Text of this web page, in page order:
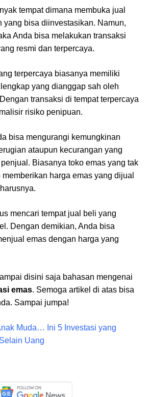
tempat dimana membuka jual
yang bisa diinvestasikan. Namun,
Anda bisa melakukan transaksi
resmi dan terpercaya.
terpercaya biasanya memiliki
yang dianggap sah oleh
transaksi di tempat terpercaya
risiko penipuan.
bisa mengurangi kemungkinan
ataupun kecurangan yang
Biasanya toko emas yang tak
harga emas yang dijual
mencari tempat jual beli yang
Dengan demikian, Anda bisa
emas dengan harga yang
disini saja bahasan mengenai
emas. Semoga artikel di atas bisa
Sampai jumpa!
Muda… Ini 5 Investasi yang
Uang